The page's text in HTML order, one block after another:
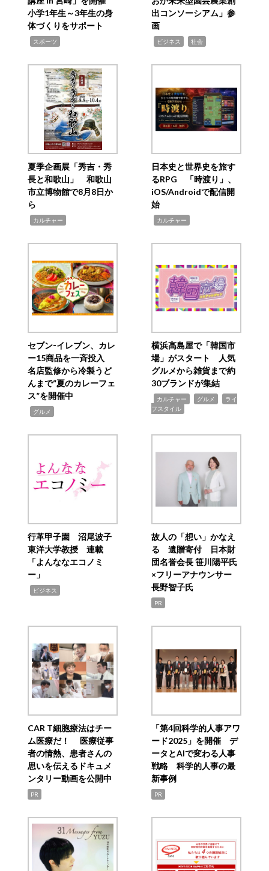
小学1年生～3年生の身
体づくりをサポート
スポーツ
出コンソーシアム」参
画
ビジネス 社会
夏季企画展「秀吉・秀
長と和歌山」 和歌山
市立博物館で8月8日か
ら
カルチャー
日本史と世界史を旅す
るRPG 「時渡り」、
iOS/Androidで配信開
始
カルチャー
セブン‐イレブン、カレ
ー15商品を一斉投入
名店監修から冷製うど
んまで“夏のカレーフェ
ス”を開催中
グルメ
横浜高島屋で「韓国市
場」がスタート 人気
グルメから雑貨まで約
30ブランドが集結
カルチャー グルメ
ライ
フスタイル
行革甲子園 沼尾波子
東洋大学教授 連載
「よんななエコノミ
ー」
ビジネス
故人の「想い」かなえ
る 遺贈寄付 日本財
団名誉会長 笹川陽平氏
×フリーアナウンサー
長野智子氏
PR
CAR T細胞療法はチー
ム医療だ！ 医療従事
者の情熱、患者さんの
思いを伝えるドキュメ
ンタリー動画を公開中
PR
「第4回科学的人事アワ
ード2025」を開催 デ
ータとAIで変わる人事
戦略 科学的人事の最
新事例
PR